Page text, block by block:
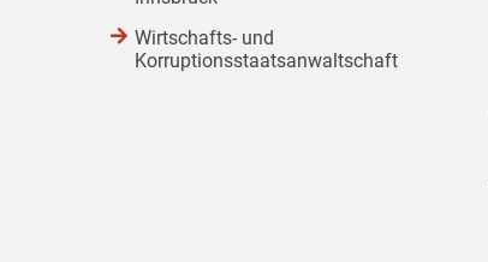
Wirtschafts- und
Korruptionsstaatsanwaltschaft